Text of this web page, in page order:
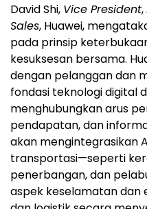
David Shi, Vice President,
Sales, Huawei,
pada prinsip
kesuksesan bersama.
dengan pelanggan dan
fondasi teknologi digital
menghubungkan arus
pendapatan, dan
akan mengintegrasikan
transportasi—seperti
penerbangan, dan
aspek keselamatan dan